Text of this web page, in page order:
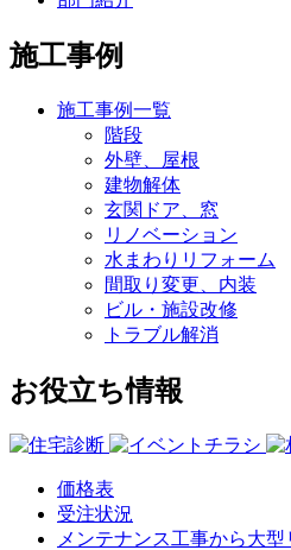
施工事例
施工事例一覧
階段
外壁、屋根
建物解体
玄関ドア、窓
リノベーション
水まわりリフォーム
間取り変更、内装
ビル・施設改修
トラブル解消
お役立ち情報
価格表
受注状況
メンテナンス工事から大